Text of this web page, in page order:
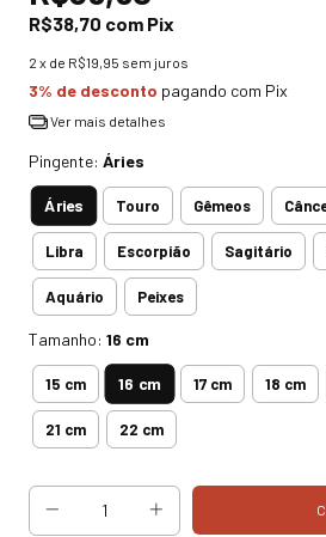
R$38,70 com Pix
2 x de R$19,95 sem juros
3% de desconto pagando com Pix
Ver mais detalhes
Pingente: Áries
Áries Touro Gêmeos
Libra Escorpião Sagitário
Aquário Peixes
Tamanho: 16 cm
15 cm 16 cm 17 cm 18 cm
21 cm 22 cm